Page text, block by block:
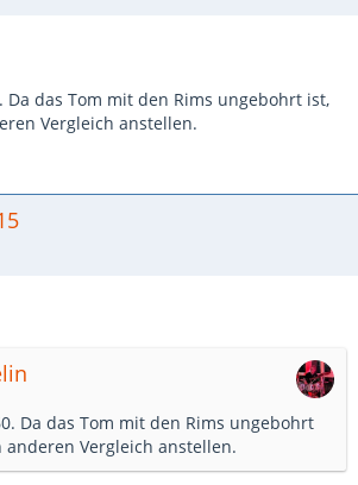
Da das Tom mit den Rims ungebohrt ist,
Vergleich anstellen.
Da das Tom mit den Rims ungebohrt
anderen Vergleich anstellen.